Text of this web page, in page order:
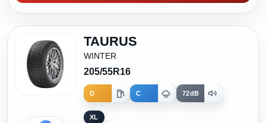
TAURUS
WINTER
205/55R16
D C 72dB
XL